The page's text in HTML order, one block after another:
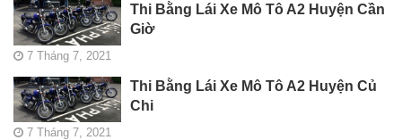
Thi Bằng Lái Xe Mô Tô A2 Huyện Cần
Giờ
7 Tháng 7, 2021
Thi Bằng Lái Xe Mô Tô A2 Huyện Củ
Chi
7 Tháng 7, 2021